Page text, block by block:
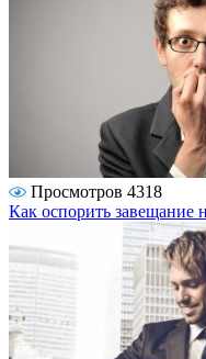
Просмотров 4318
Как оспорить завещание